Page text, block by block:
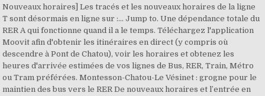
Nouveaux horaires] Les tracés et les nouveaux horaires de la ligne
T sont désormais en ligne sur :... Jump to. Une dépendance totale du
RER A qui fonctionne quand il a le temps. Téléchargez l'application
Moovit afin d'obtenir les itinéraires en direct (y compris où
descendre à Pont de Chatou), voir les horaires et obtenez les
heures d'arrivée estimées de vos lignes de Bus, RER, Train, Métro
ou Tram préférées. Montesson-Chatou-Le Vésinet : grogne pour le
maintien des bus vers le RER De nouveaux horaires et l’entrée en